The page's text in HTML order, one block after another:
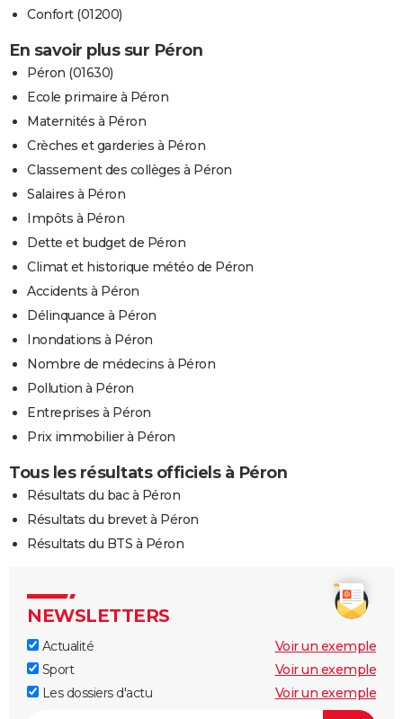
Confort (01200)
En savoir plus sur Péron
Péron (01630)
Ecole primaire à Péron
Maternités à Péron
Crèches et garderies à Péron
Classement des collèges à Péron
Salaires à Péron
Impôts à Péron
Dette et budget de Péron
Climat et historique météo de Péron
Accidents à Péron
Délinquance à Péron
Inondations à Péron
Nombre de médecins à Péron
Pollution à Péron
Entreprises à Péron
Prix immobilier à Péron
Tous les résultats officiels à Péron
Résultats du bac à Péron
Résultats du brevet à Péron
Résultats du BTS à Péron
NEWSLETTERS
Actualité
Voir un exemple
Sport
Voir un exemple
Les dossiers d'actu
Voir un exemple